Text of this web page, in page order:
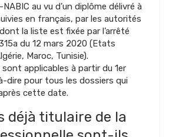
NABIC au vu d’un diplôme délivré à
en français, par les autorités
la liste est fixée par l’arrêté
du 12 mars 2020 (Etats
Maroc, Tunisie).
applicables à partir du 1er
dire pour tous les dossiers qui
cette date.
déjà titulaire de la